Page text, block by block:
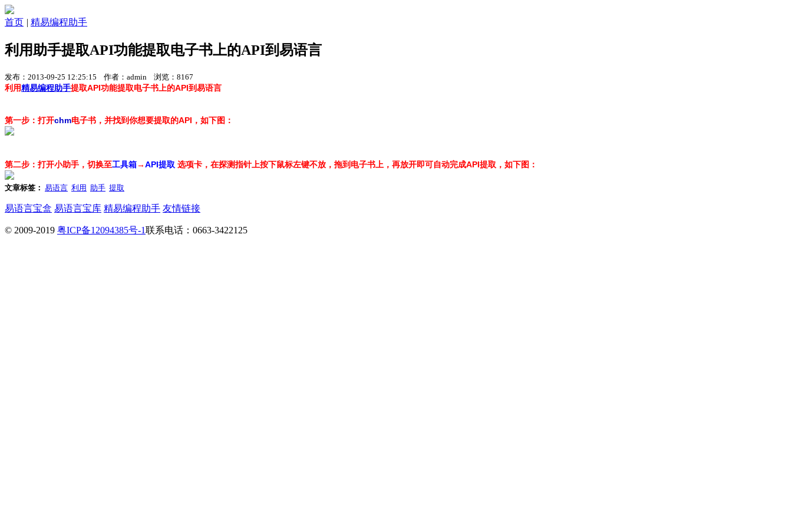
首页 | 精易编程助手
利用助手提取API功能提取电子书上的API到易语言
发布：2013-09-25 12:25:15 作者：admin 浏览：8167
利用精易编程助手提取API功能提取电子书上的API到易语言
第一步：打开chm电子书，并找到你想要提取的API，如下图：
第二步：打开小助手，切换至工具箱→API提取 选项卡，在探测指针上按下鼠标左键不放，拖到电子书上，再放开即可自动完成API提取，如下图：
文章标签： 易语言 利用 助手 提取
易语言宝盒 易语言宝库 精易编程助手 友情链接
© 2009-2019 粤ICP备12094385号-1联系电话：0663-3422125